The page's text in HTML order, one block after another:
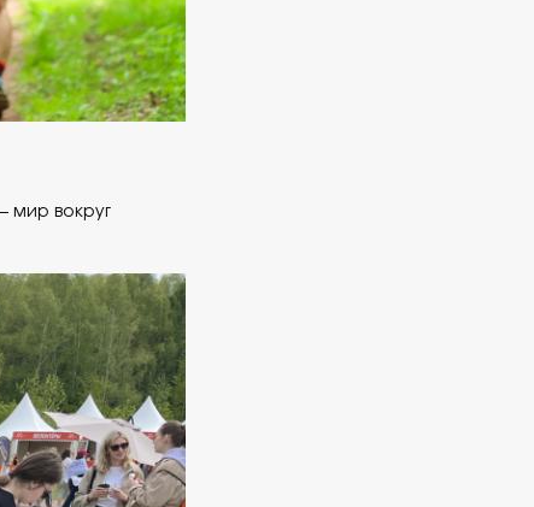
мир вокруг